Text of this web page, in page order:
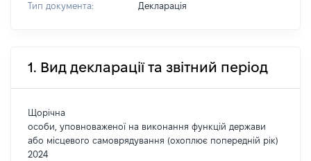
Тип документа: Декларація
1. Вид декларації та звітний період
Щорічна
особи, уповноваженої на виконання функцій держави
або місцевого самоврядування (охоплює попередній рік)
2024